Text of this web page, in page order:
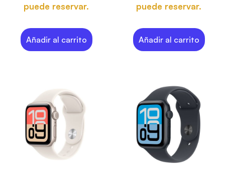
puede reservar.
Añadir al carrito
puede reservar.
Añadir al carrito